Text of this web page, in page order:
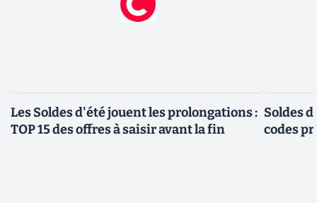
Les Soldes d'été jouent les prolongations :
TOP 15 des offres à saisir avant la fin
Soldes
codes